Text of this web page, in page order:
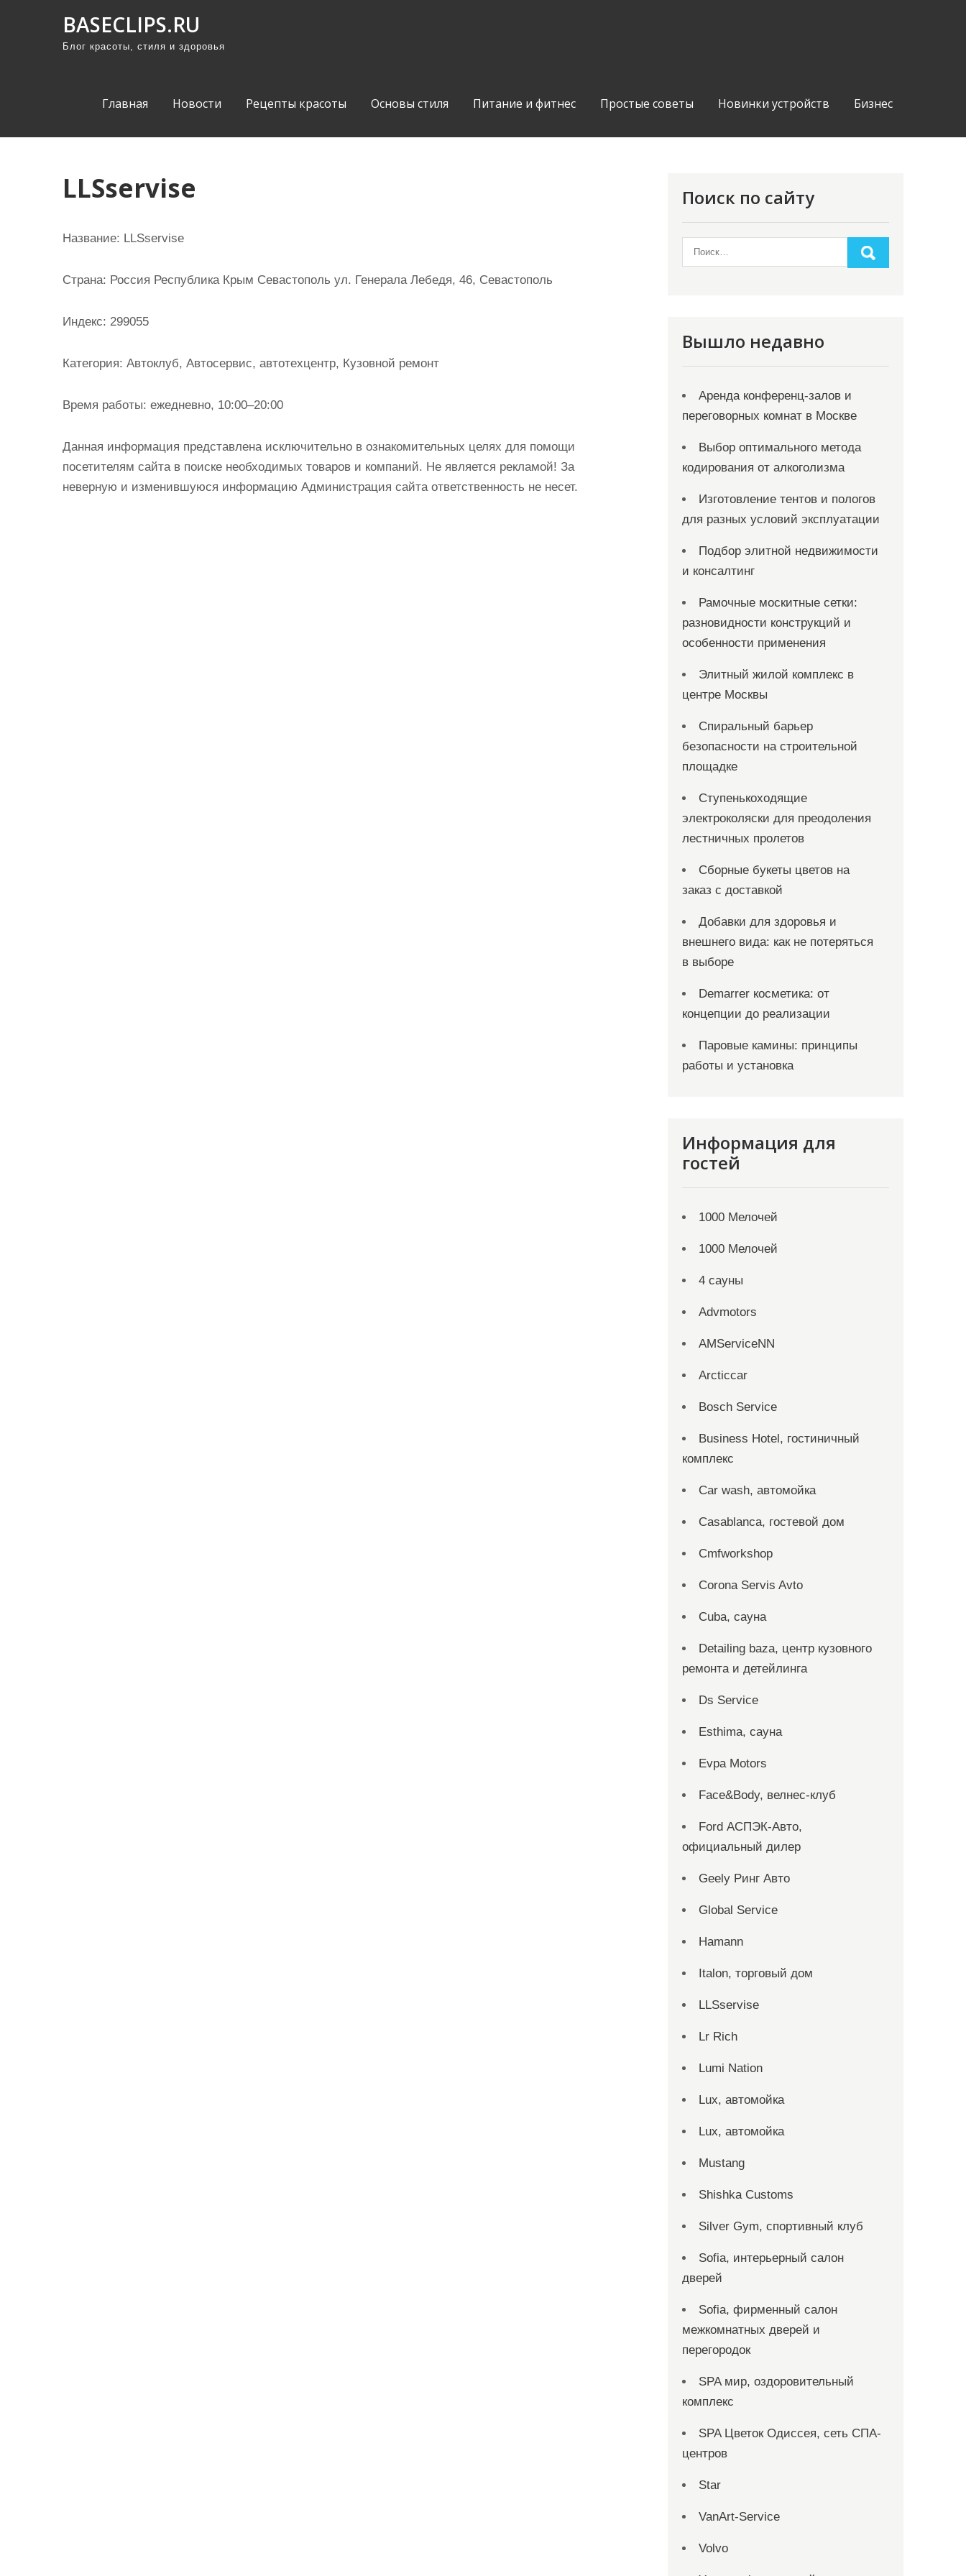
BASECLIPS.RU
Блог красоты, стиля и здоровья
Главная Новости Рецепты красоты Основы стиля Питание и фитнес Простые советы Новинки устройств Бизнес
LLSservise
Название: LLSservise
Страна: Россия Республика Крым Севастополь ул. Генерала Лебедя, 46, Севастополь
Индекс: 299055
Категория: Автоклуб, Автосервис, автотехцентр, Кузовной ремонт
Время работы: ежедневно, 10:00–20:00
Данная информация представлена исключительно в ознакомительных целях для помощи
посетителям сайта в поиске необходимых товаров и компаний. Не является рекламой! За
неверную и изменившуюся информацию Администрация сайта ответственность не несет.
Поиск по сайту
Вышло недавно
Аренда конференц-залов и
переговорных комнат в Москве
Выбор оптимального метода
кодирования от алкоголизма
Изготовление тентов и пологов
для разных условий эксплуатации
Подбор элитной недвижимости
и консалтинг
Рамочные москитные сетки:
разновидности конструкций и
особенности применения
Элитный жилой комплекс в
центре Москвы
Спиральный барьер
безопасности на строительной
площадке
Ступенькоходящие
электроколяски для преодоления
лестничных пролетов
Сборные букеты цветов на
заказ с доставкой
Добавки для здоровья и
внешнего вида: как не потеряться
в выборе
Demarrer косметика: от
концепции до реализации
Паровые камины: принципы
работы и установка
Информация для
гостей
1000 Мелочей
1000 Мелочей
4 сауны
Advmotors
AMServiceNN
Arcticcar
Bosch Service
Business Hotel, гостиничный
комплекс
Car wash, автомойка
Casablanca, гостевой дом
Cmfworkshop
Corona Servis Avto
Cuba, сауна
Detailing baza, центр кузовного
ремонта и детейлинга
Ds Service
Esthima, сауна
Evpa Motors
Face&Body, велнес-клуб
Ford АСПЭК-Авто,
официальный дилер
Geely Ринг Авто
Global Service
Hamann
Italon, торговый дом
LLSservise
Lr Rich
Lumi Nation
Lux, автомойка
Lux, автомойка
Mustang
Shishka Customs
Silver Gym, спортивный клуб
Sofia, интерьерный салон
дверей
Sofia, фирменный салон
межкомнатных дверей и
перегородок
SPA мир, оздоровительный
комплекс
SPA Цветок Одиссея, сеть СПА-
центров
Star
VanArt-Service
Volvo